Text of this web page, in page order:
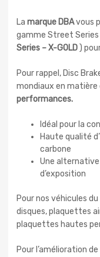
La marque DBAvous
gamme Street Series
Series – X-GOLD )
Pour rappel, Disc
mondiaux en matière
performances.
Idéal pour la
Haute qualité
carbone
Une
d’exposition
Pour nos véhicules
disques, plaquettes
plaquettes hautes
Pour l’amélioration